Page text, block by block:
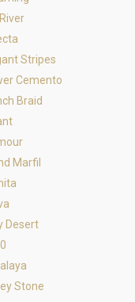
Stripes
Cemento
Braid
Marfil
Desert
Stone